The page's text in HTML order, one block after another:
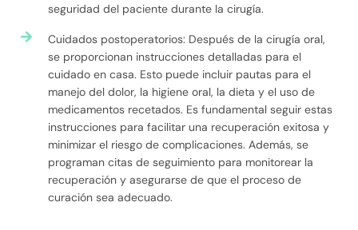
seguridad del paciente durante la cirugía.
Cuidados postoperatorios: Después de la cirugía oral,
se proporcionan instrucciones detalladas para el
cuidado en casa. Esto puede incluir pautas para el
manejo del dolor, la higiene oral, la dieta y el uso de
medicamentos recetados. Es fundamental seguir estas
instrucciones para facilitar una recuperación exitosa y
minimizar el riesgo de complicaciones. Además, se
programan citas de seguimiento para monitorear la
recuperación y asegurarse de que el proceso de
curación sea adecuado.